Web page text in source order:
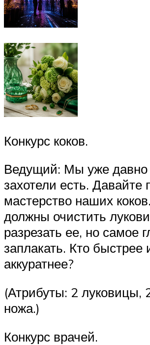
Конкурс коков.
Ведущий: Мы уже давно
захотели есть. Давайте
мастерство наших
должны очистить
разрезать ее, но самое
заплакать. Кто быстрее
аккуратнее?
(Атрибуты: 2 луковицы,
ножа.)
Конкурс врачей.